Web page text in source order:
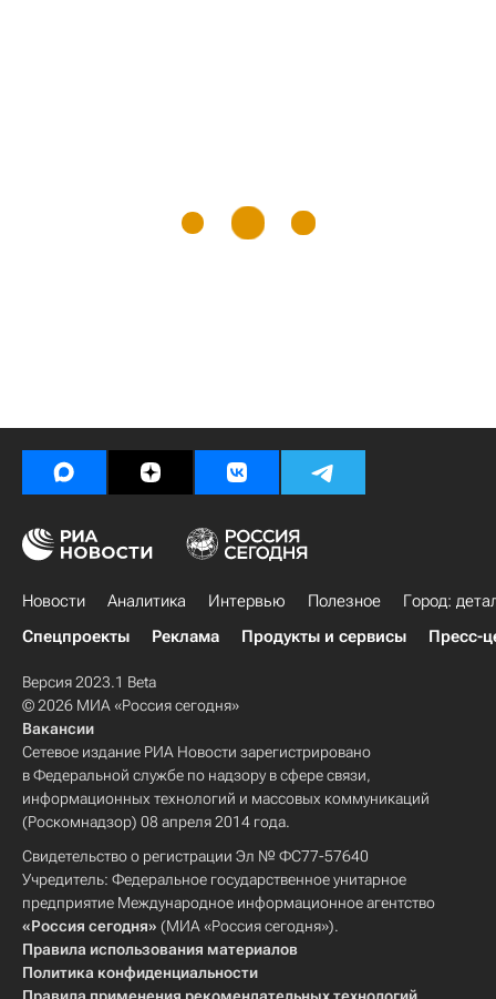
Новости Аналитика Интервью Полезное
Город:
Спецпроекты
Реклама Продукты и сервисы Пресс-
Версия 2023.1 Beta
© 2026 МИА «Россия сегодня»
Вакансии
Сетевое издание РИА Новости зарегистрировано
в Федеральной службе по надзору в сфере связи,
информационных технологий и массовых коммуникаций
(Роскомнадзор) 08 апреля 2014 года.
Свидетельство о регистрации Эл № ФС77-57640
Учредитель: Федеральное государственное унитарное
предприятие Международное информационное агентство
«Россия сегодня» (МИА «Россия сегодня»).
Правила использования материалов
Политика конфиденциальности